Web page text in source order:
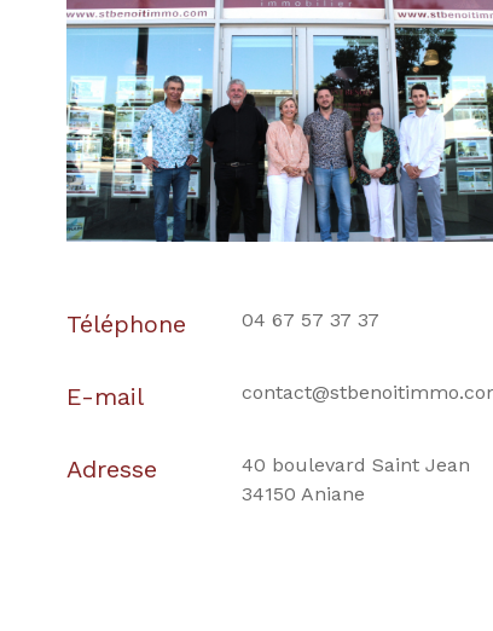
Téléphone 04 67 57 37 37
E-mail
Adresse
40 boulevard Saint Jean
34150 Aniane